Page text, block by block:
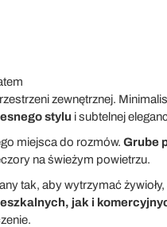
zewnętrznej.
stylu i subtelnej
miejsca do rozmów. Grube
na świeżym powietrzu.
tak, aby wytrzymać
jak i